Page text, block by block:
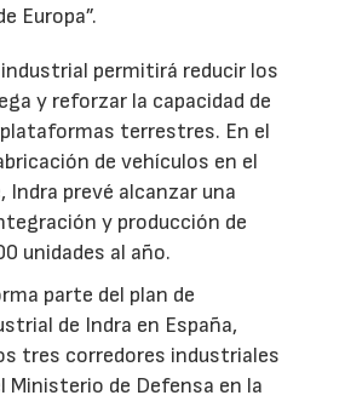
Europa”.
industrial permitirá reducir los
y reforzar la capacidad de
terrestres. En el
de vehículos en el
Indra prevé alcanzar una
y producción de
unidades al año.
parte del plan de
de Indra en España,
tres corredores industriales
Ministerio de Defensa en la